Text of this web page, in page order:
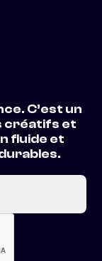
C’est un
créatifs et
fluide et